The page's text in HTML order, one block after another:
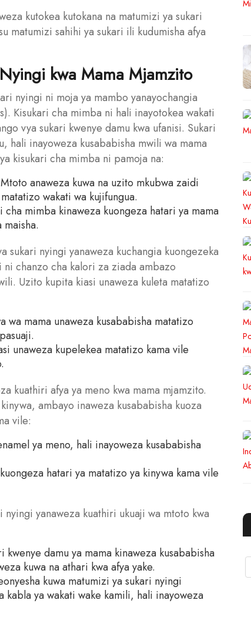
kutokea kutokana na matumizi ya sukari
matumizi sahihi ya sukari ili kudumisha afya
kwa Mama Mjamzito
nyingi ni moja ya mambo yanayochangia
Kisukari cha mimba ni hali inayotokea wakati
vya sukari kwenye damu kwa ufanisi. Sukari
hali inayoweza kusababisha mwili wa mama
kisukari cha mimba ni pamoja na:
anaweza kuwa na uzito mkubwa zaidi
wakati wa kujifungua.
mimba kinaweza kuongeza hatari ya mama
sukari nyingi yanaweza kuchangia kuongezeka
chanzo cha kalori za ziada ambazo
Uzito kupita kiasi unaweza kuleta matatizo
mama unaweza kusababisha matatizo
unaweza kupelekea matatizo kama vile
kuathiri afya ya meno kwa mama mjamzito.
ambayo inaweza kusababisha kuoza
vile:
ya meno, hali inayoweza kusababisha
hatari ya matatizo ya kinywa kama vile
nyingi yanaweza kuathiri ukuaji wa mtoto kwa
kwenye damu ya mama kinaweza kusababisha
kuwa na athari kwa afya yake.
kuwa matumizi ya sukari nyingi
kabla ya wakati wake kamili, hali inayoweza